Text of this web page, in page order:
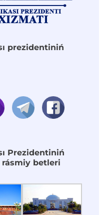
prezidentiniń
Prezidentiniń
rásmiy betleri